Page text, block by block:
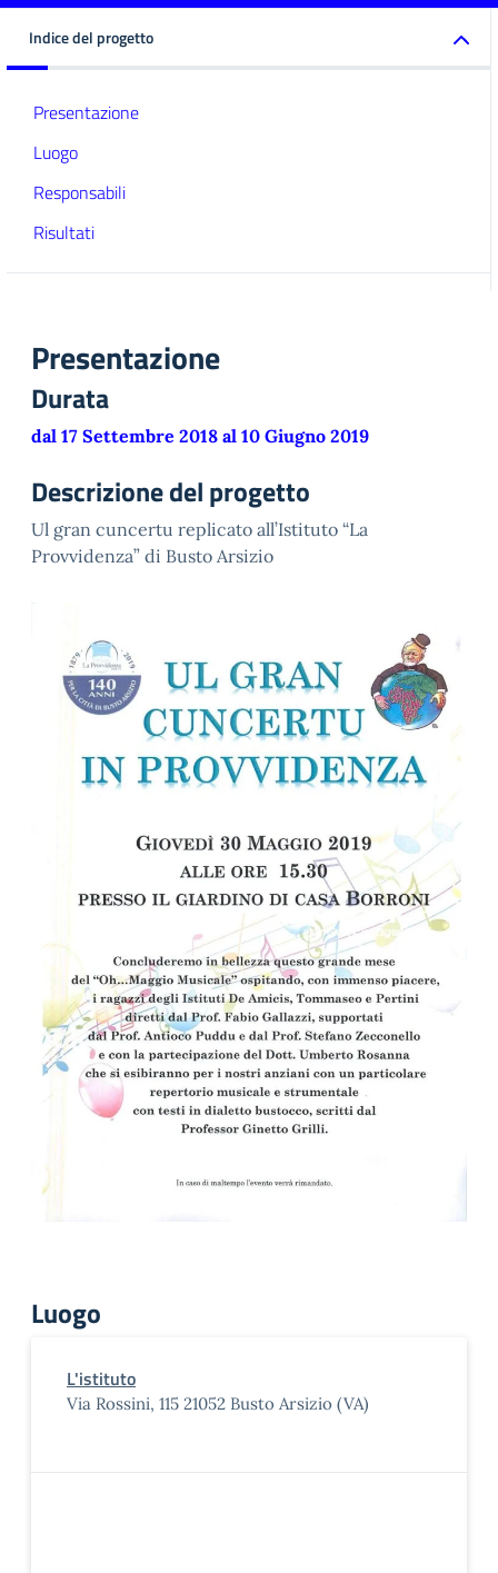
Indice del progetto
Presentazione
Luogo
Responsabili
Risultati
Presentazione
Durata
dal 17 Settembre 2018 al 10 Giugno 2019
Descrizione del progetto
Ul gran cuncertu replicato all’Istituto “La
Provvidenza” di Busto Arsizio
Luogo
L'istituto
Via Rossini, 115 21052 Busto Arsizio (VA)